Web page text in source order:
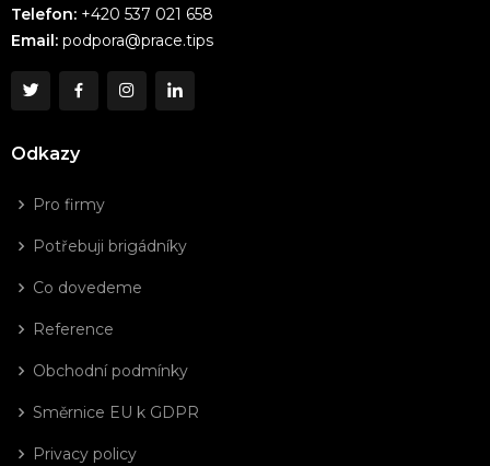
Telefon: +420 537 021 658
Email: podpora@prace.tips
Odkazy
Pro firmy
Potřebuji brigádníky
Co dovedeme
Reference
Obchodní podmínky
Směrnice EU k GDPR
Privacy policy